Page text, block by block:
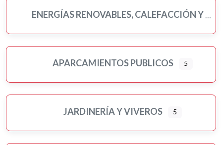
ENERGÍAS RENOVABLES, CALEFACCIÓN Y FONTANERÍA
APARCAMIENTOS PUBLICOS 5
JARDINERÍA Y VIVEROS 5